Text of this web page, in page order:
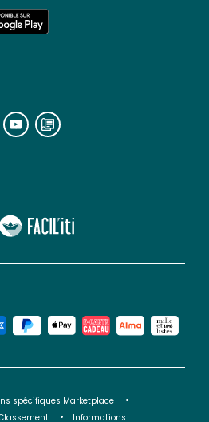
lien vers Faciliti
lien vers l'espace réseaux sociaux lien vers le blog la redoute
spécifiques Marketplace
Informations